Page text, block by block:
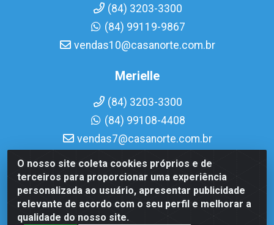
O nosso site coleta cookies próprios e de
terceiros para proporcionar uma experiência
personalizada ao usuário, apresentar publicidade
relevante de acordo com o seu perfil e melhorar a
qualidade do nosso site.
(84) 3203-3300
(84) 99119-9867
vendas10@casanorte.com.br
Merielle
(84) 3203-3300
(84) 99108-4408
vendas7@casanorte.com.br
Casa Norte LTDA - Av. Interventor Mário Câmara, 1815 -
Dix-Sept Rosado, Natal/RN - CEP 59054-600 - CNPJ
08.713.513/0001-51